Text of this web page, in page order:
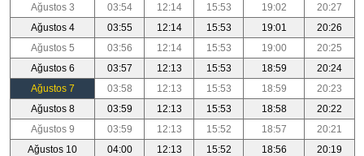
Ağustos 3
03:54 12:14 15:53 19:02
20:27
Ağustos 4
03:55 12:14 15:53 19:01
20:26
Ağustos 5
03:56 12:14 15:53 19:00
20:25
Ağustos 6
03:57 12:13 15:53 18:59
20:24
Ağustos 7
03:58 12:13 15:53 18:59
20:23
Ağustos 8
03:59 12:13 15:53 18:58
20:22
Ağustos 9
03:59 12:13 15:52 18:57
20:21
Ağustos 10
04:00 12:13 15:52 18:56
20:19